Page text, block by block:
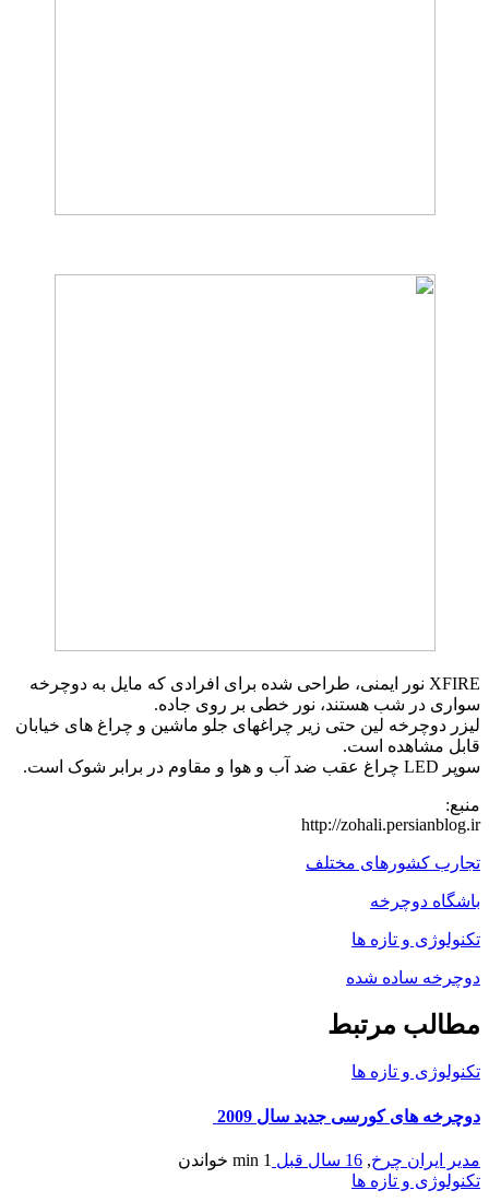
XFIRE نور ایمنی، طراحی شده برای افرادی که مایل به دوچرخه
سواری در شب هستند، نور خطی بر روی جاده.
لیزر دوچرخه لین حتی زیر چراغهای جلو ماشین و چراغ های خیابان
قابل مشاهده است.
سوپر LED چراغ عقب ضد آب و هوا و مقاوم در برابر شوک است.
منبع:
http://zohali.persianblog.ir
تجارب کشورهای مختلف
باشگاه دوچرخه
تکنولوژی و تازه ها
دوچرخه ساده شده
مطالب مرتبط
تکنولوژی و تازه ها
دوچرخه های کورسی جدید سال 2009
مدیر ایران چرخ, 16 سال قبل 1 min
خواندن
تکنولوژی و تازه ها